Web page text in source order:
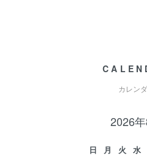
カレン
2026
日 月 火 水